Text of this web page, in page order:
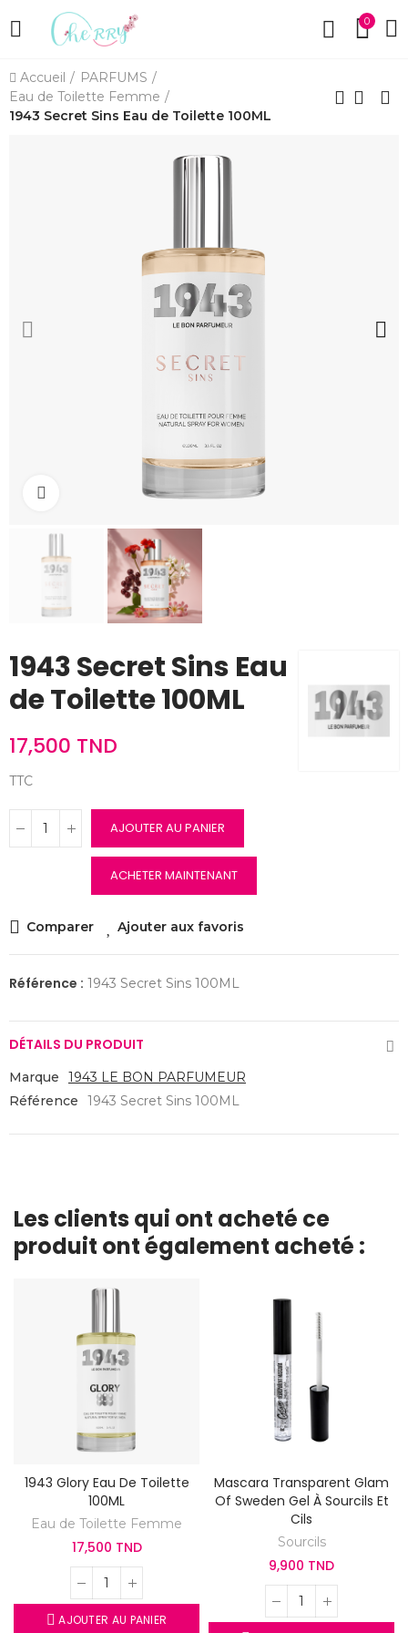
0
Accueil
PARFUMS
Eau de Toilette Femme
1943 Secret Sins Eau de Toilette 100ML
Cliquez pour agrandir
1943 Secret Sins Eau
de Toilette 100ML
17,500 TND
TTC
AJOUTER AU PANIER
ACHETER MAINTENANT
Comparer Ajouter aux favoris
Référence : 1943 Secret Sins 100ML
DÉTAILS DU PRODUIT
Marque
1943 LE BON PARFUMEUR
Référence
1943 Secret Sins 100ML
Les clients qui ont acheté ce
produit ont également acheté :
1943 Glory Eau De Toilette
100ML
Eau de Toilette Femme
17,500 TND
AJOUTER AU PANIER
Mascara Transparent Glam
Of Sweden Gel À Sourcils Et
Cils
Sourcils
9,900 TND